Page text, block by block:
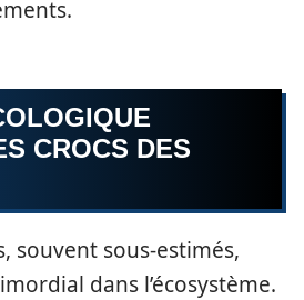
CROCS DES
souvent sous-estimés,
dans l’écosystème.